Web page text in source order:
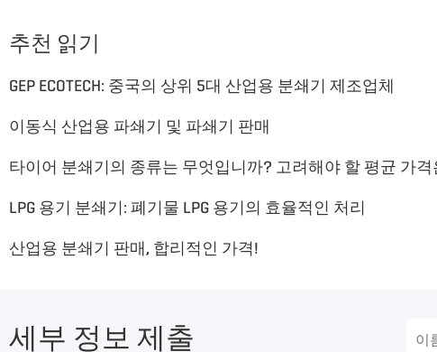
추천 읽기
GEP ECOTECH: 중국의 상위 5대 산업용 분쇄기 제조업체
이동식 산업용 파쇄기 및 파쇄기 판매
LPG 용기 분쇄기: 폐기물 LPG 용기의 효율적인 처리
산업용 분쇄기 판매, 합리적인 가격!
세부 정보 제출